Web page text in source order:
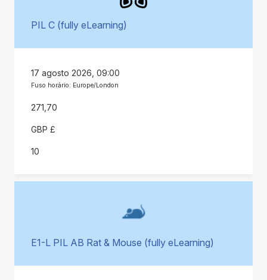
PIL C (fully eLearning)
17 agosto 2026, 09:00
Fuso horário: Europe/London
271,70
GBP £
10
E1-L PIL AB Rat & Mouse (fully eLearning)